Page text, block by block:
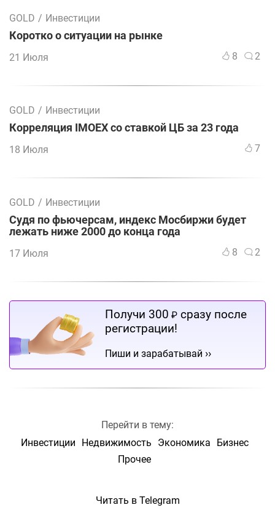
GOLD / Инвестиции
Коротко о ситуации на рынке
21 Июля 8 2
GOLD / Инвестиции
Корреляция IMOEX со ставкой ЦБ за 23 года
18 Июля 7
GOLD / Инвестиции
Судя по фьючерсам, индекс Мосбиржи будет
лежать ниже 2000 до конца года
17 Июля 8 2
Получи 300 ₽ сразу после
регистрации!
Пиши и зарабатывай ››
Перейти в тему:
Инвестиции
Недвижимость Экономика
Бизнес
Прочее
Читать в Telegram